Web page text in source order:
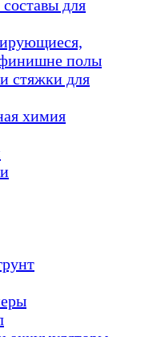
для
полы
стяжки для
химия